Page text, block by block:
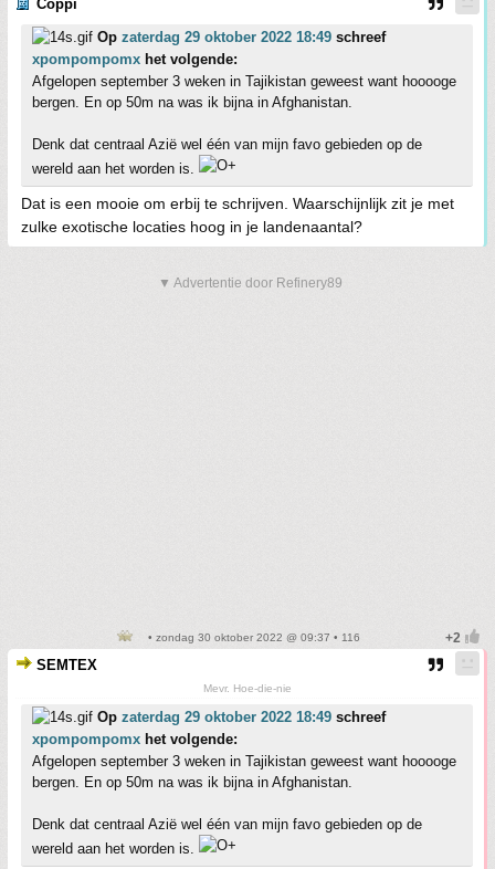
Coppi
Op zaterdag 29 oktober 2022 18:49 schreef
xpompompomx het volgende:
Afgelopen september 3 weken in Tajikistan geweest want hooooge
bergen. En op 50m na was ik bijna in Afghanistan.
Denk dat centraal Azië wel één van mijn favo gebieden op de
wereld aan het worden is.
Dat is een mooie om erbij te schrijven. Waarschijnlijk zit je met
zulke exotische locaties hoog in je landenaantal?
▼ Advertentie door Refinery89
• zondag 30 oktober 2022 @ 09:37 • 116
SEMTEX
Mevr. Hoe-die-nie
Op zaterdag 29 oktober 2022 18:49 schreef
xpompompomx het volgende:
Afgelopen september 3 weken in Tajikistan geweest want hooooge
bergen. En op 50m na was ik bijna in Afghanistan.
Denk dat centraal Azië wel één van mijn favo gebieden op de
wereld aan het worden is.